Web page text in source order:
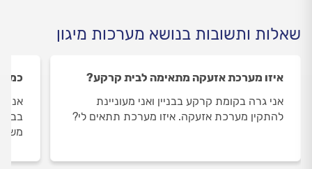
שאלות ותשובות בנושא מערכות מיגון
איזו מערכת אזעקה מתאימה לבית קרקע?
אני גרה בקומת קרקע בבניין ואני מעוניינת
להתקין מערכת אזעקה. איזו מערכת תתאים לי?
כמה
אנו